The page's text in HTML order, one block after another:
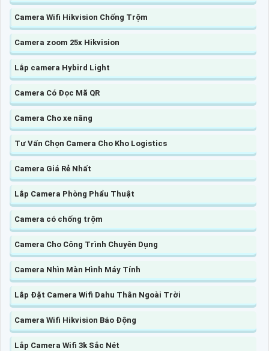
Camera Wifi Hikvision Chống Trộm
Camera zoom 25x Hikvision
Lắp camera Hybird Light
Camera Có Đọc Mã QR
Camera Cho xe nâng
Tư Vấn Chọn Camera Cho Kho Logistics
Camera Giá Rẻ Nhất
Lắp Camera Phòng Phẩu Thuật
Camera có chống trộm
Camera Cho Công Trình Chuyên Dụng
Camera Nhìn Màn Hình Máy Tính
Lắp Đặt Camera Wifi Dahu Thân Ngoài Trời
Camera Wifi Hikvision Báo Động
Lắp Camera Wifi 3k Sắc Nét